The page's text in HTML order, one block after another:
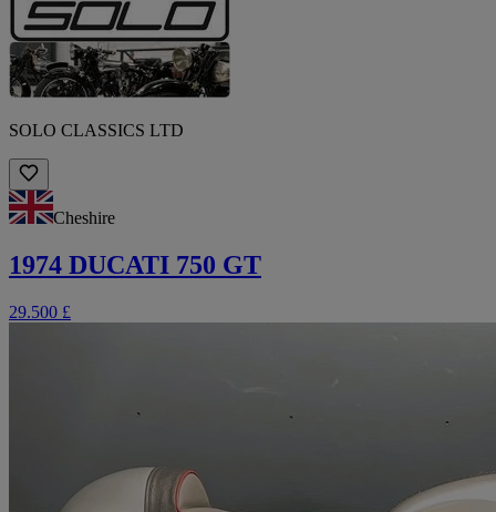
SOLO CLASSICS LTD
Cheshire
1974 DUCATI 750 GT
29.500 £